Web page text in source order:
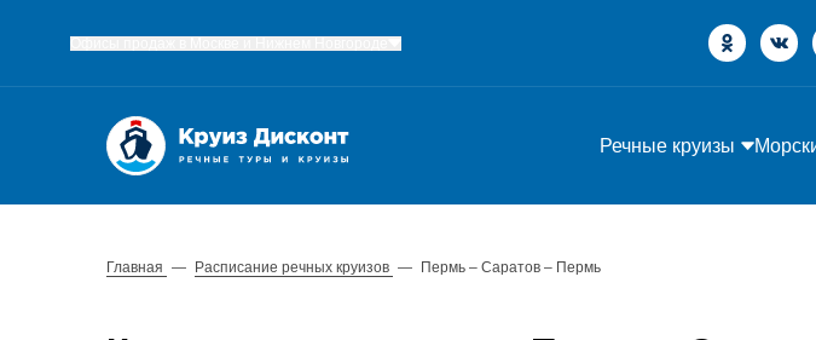
Речные круизы
Главная — Расписание речных круизов — Пермь – Саратов – Пермь